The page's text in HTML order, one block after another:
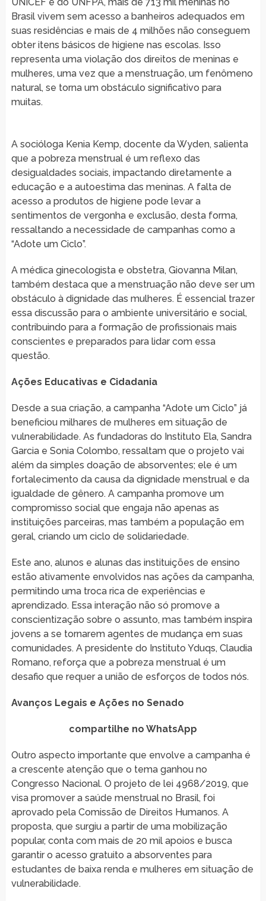
Brasil vivem sem acesso a banheiros adequados em
suas residências e mais de 4 milhões não conseguem
obter itens básicos de higiene nas escolas. Isso
representa uma violação dos direitos de meninas e
mulheres, uma vez que a menstruação, um fenômeno
natural, se torna um obstáculo significativo para
muitas.
A socióloga Kenia Kemp, docente da Wyden, salienta
que a pobreza menstrual é um reflexo das
desigualdades sociais, impactando diretamente a
educação e a autoestima das meninas. A falta de
acesso a produtos de higiene pode levar a
sentimentos de vergonha e exclusão, desta forma,
ressaltando a necessidade de campanhas como a
“Adote um Ciclo”.
A médica ginecologista e obstetra, Giovanna Milan,
também destaca que a menstruação não deve ser um
obstáculo à dignidade das mulheres. É essencial trazer
essa discussão para o ambiente universitário e social,
contribuindo para a formação de profissionais mais
conscientes e preparados para lidar com essa
questão.
Ações Educativas e Cidadania
Desde a sua criação, a campanha “Adote um Ciclo” já
beneficiou milhares de mulheres em situação de
vulnerabilidade. As fundadoras do Instituto Ela, Sandra
Garcia e Sonia Colombo, ressaltam que o projeto vai
além da simples doação de absorventes; ele é um
fortalecimento da causa da dignidade menstrual e da
igualdade de gênero. A campanha promove um
compromisso social que engaja não apenas as
instituições parceiras, mas também a população em
geral, criando um ciclo de solidariedade.
Este ano, alunos e alunas das instituições de ensino
estão ativamente envolvidos nas ações da campanha,
permitindo uma troca rica de experiências e
aprendizado. Essa interação não só promove a
conscientização sobre o assunto, mas também inspira
jovens a se tornarem agentes de mudança em suas
comunidades. A presidente do Instituto Yduqs, Claudia
Romano, reforça que a pobreza menstrual é um
desafio que requer a união de esforços de todos nós.
Avanços Legais e Ações no Senado
compartilhe no WhatsApp
Outro aspecto importante que envolve a campanha é
a crescente atenção que o tema ganhou no
Congresso Nacional. O projeto de lei 4968/2019, que
visa promover a saúde menstrual no Brasil, foi
aprovado pela Comissão de Direitos Humanos. A
proposta, que surgiu a partir de uma mobilização
popular, conta com mais de 20 mil apoios e busca
garantir o acesso gratuito a absorventes para
estudantes de baixa renda e mulheres em situação de
vulnerabilidade.